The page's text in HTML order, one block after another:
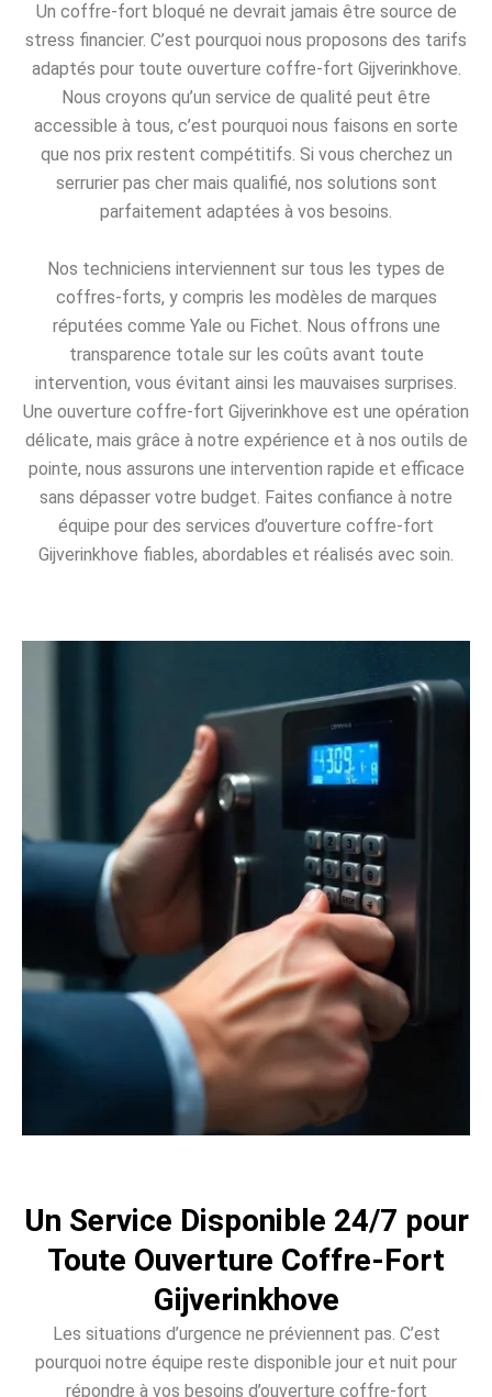
Un coffre-fort bloqué ne devrait jamais être source de
stress financier. C’est pourquoi nous proposons des tarifs
adaptés pour toute ouverture coffre-fort Gijverinkhove.
Nous croyons qu’un service de qualité peut être
accessible à tous, c’est pourquoi nous faisons en sorte
que nos prix restent compétitifs. Si vous cherchez un
serrurier pas cher mais qualifié, nos solutions sont
parfaitement adaptées à vos besoins.
Nos techniciens interviennent sur tous les types de
coffres-forts, y compris les modèles de marques
réputées comme Yale ou Fichet. Nous offrons une
transparence totale sur les coûts avant toute
intervention, vous évitant ainsi les mauvaises surprises.
Une ouverture coffre-fort Gijverinkhove est une opération
délicate, mais grâce à notre expérience et à nos outils de
pointe, nous assurons une intervention rapide et efficace
sans dépasser votre budget. Faites confiance à notre
équipe pour des services d’ouverture coffre-fort
Gijverinkhove fiables, abordables et réalisés avec soin.
Un Service Disponible 24/7 pour
Toute Ouverture Coffre-Fort
Gijverinkhove
Les situations d’urgence ne préviennent pas. C’est
pourquoi notre équipe reste disponible jour et nuit pour
répondre à vos besoins d’ouverture coffre-fort